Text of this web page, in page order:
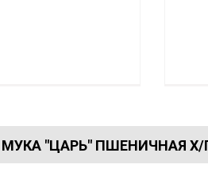
"ЦАРЬ" ПШЕНИЧНАЯ Х/